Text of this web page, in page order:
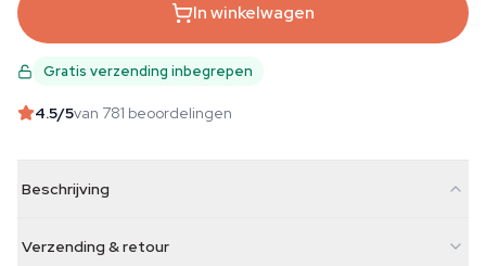
In winkelwagen
Gratis verzending inbegrepen
4.5/5van 781 beoordelingen
Beschrijving
Verzending & retour